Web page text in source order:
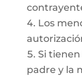
Los
Si
padre y la